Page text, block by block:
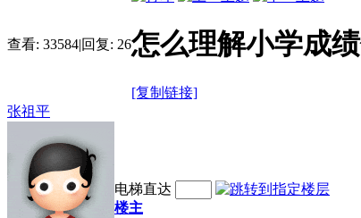
查看: 33584|回复: 26怎么理解小学成
[复制链接]
张祖平
电梯直达
楼主